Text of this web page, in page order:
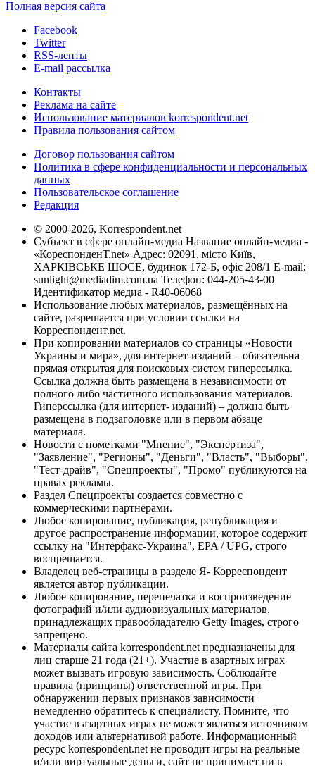
Полная версия сайта
Facebook
Twitter
RSS-ленты
E-mail рассылка
Контакты
Реклама на сайте
Использование материалов korrespondent.net
Правила пользования сайтом
Договор пользования сайтом
Политика в сфере конфиденциальности и персональных
данных
Пользовательское соглашение
Редакция
© 2000-2026, Korrespondent.net
Субъект в сфере онлайн-медиа Название онлайн-медиа -
«КореспонденТ.net» Адрес: 02091, місто Київ,
ХАРКІВСЬКЕ ШОСЕ, будинок 172-Б, офіс 208/1 E-mail:
sunlight@mediadim.com.ua Телефон: 044-205-43-00
Идентификатор медиа - R40-06068
Использование любых материалов, размещённых на
сайте, разрешается при условии ссылки на
Корреспондент.net.
При копировании материалов со страницы «Новости
Украины и мира», для интернет-изданий – обязательна
прямая открытая для поисковых систем гиперссылка.
Ссылка должна быть размещена в независимости от
полного либо частичного использования материалов.
Гиперссылка (для интернет- изданий) – должна быть
размещена в подзаголовке или в первом абзаце
материала.
Новости с пометками "Мнение", "Экспертиза",
"Заявление", "Регионы", "Деньги", "Власть", "Выборы",
"Тест-драйв", "Спецпроекты", "Промо" публикуются на
правах рекламы.
Раздел Спецпроекты создается совместно с
коммерческими партнерами.
Любое копирование, публикация, републикация и
другое распространение информации, которое содержит
ссылку на "Интерфакс-Украина", EPA / UPG, строго
воспрещается.
Владелец веб-страницы в разделе Я- Корреспондент
является автор публикации.
Любое копирование, перепечатка и воспроизведение
фотографий и/или аудиовизуальных материалов,
принадлежащих правообладателю Getty Images, строго
запрещено.
Материалы сайта korrespondent.net предназначены для
лиц старше 21 года (21+). Участие в азартных играх
может вызвать игровую зависимость. Соблюдайте
правила (принципы) ответственной игры. При
обнаружении первых признаков зависимости
немедленно обратитесь к специалисту. Помните, что
участие в азартных играх не может являться источником
доходов или альтернативой работе. Информационный
ресурс korrespondent.net не проводит игры на реальные
и/или виртуальные деньги, сайт не принимает ни в